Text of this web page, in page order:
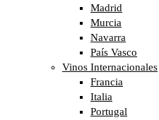
Madrid
Murcia
Navarra
País Vasco
Vinos Internacionales
Francia
Italia
Portugal